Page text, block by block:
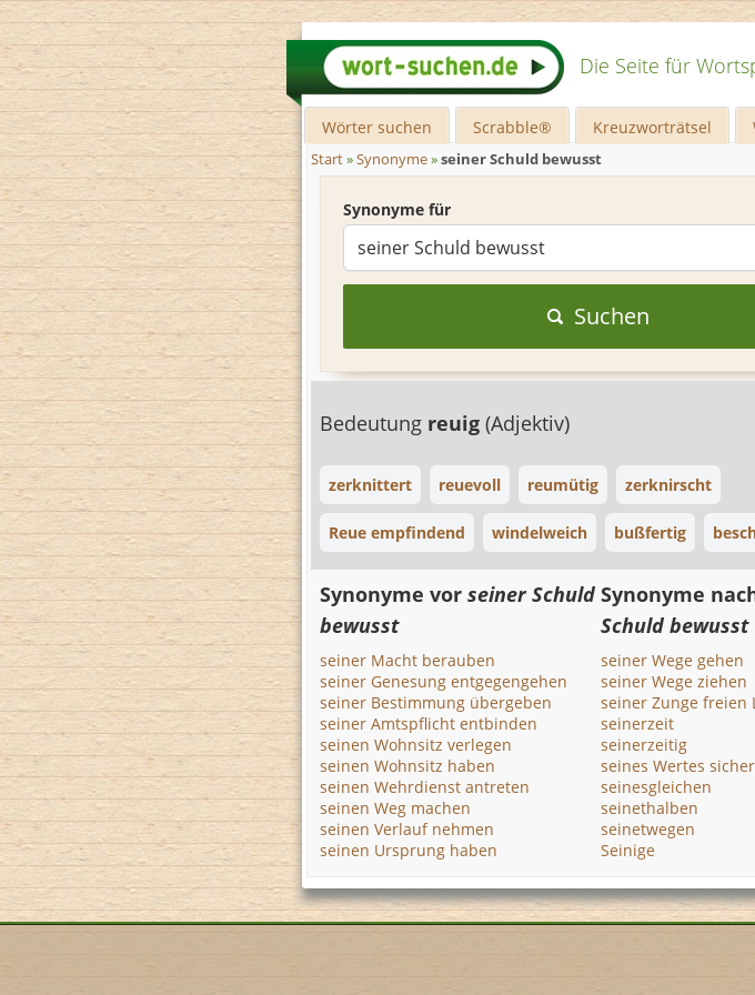
Die Seite für
Wörter suchen Scrabble® Kreuzworträtsel
Start»Synonyme»seiner Schuld bewusst
Synonyme für
Suchen
Bedeutung reuig (Adjektiv)
zerknittert reuevoll reumütig zerknirscht
Reue empfindend windelweich bußfertig
Synonyme vor seiner Schuld
bewusst
seiner Macht berauben
seiner Genesung entgegengehen
seiner Bestimmung übergeben
seiner Amtspflicht entbinden
seinen Wohnsitz verlegen
seinen Wohnsitz haben
seinen Wehrdienst antreten
seinen Weg machen
seinen Verlauf nehmen
seinen Ursprung haben
Synonyme
Schuld bewusst
seiner Wege gehen
seiner Wege ziehen
seiner Zunge freien
seinerzeit
seinerzeitig
seines Wertes sicher
seinesgleichen
seinethalben
seinetwegen
Seinige